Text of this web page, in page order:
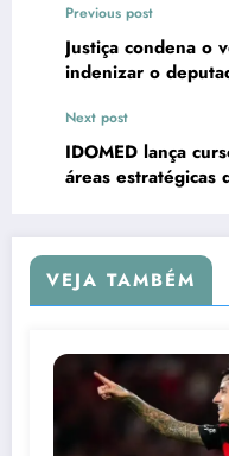
Previous post
Justiça condena o
indenizar o
Next post
IDOMED lança
áreas estratégicas
VEJA TAMBÉM